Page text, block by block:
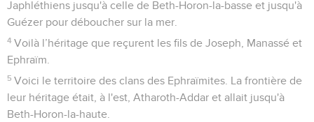
Japhléthiens jusqu'à celle de Beth-Horon-la-basse et jusqu'à
Guézer pour déboucher sur la mer.
4 Voilà l’héritage que reçurent les fils de Joseph, Manassé et
Ephraïm.
5 Voici le territoire des clans des Ephraïmites. La frontière de
leur héritage était, à l'est, Atharoth-Addar et allait jusqu'à
Beth-Horon-la-haute.